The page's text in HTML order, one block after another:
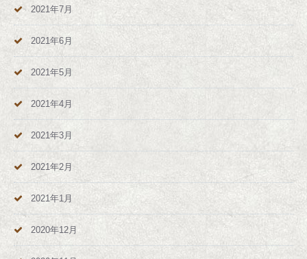
2021年7月
2021年6月
2021年5月
2021年4月
2021年3月
2021年2月
2021年1月
2020年12月